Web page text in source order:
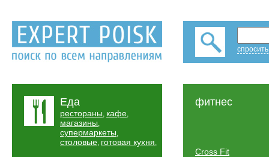
Еда
рестораны, кафе,
магазины,
супермаркеты,
столовые, готовая кухня,
фитнес
Cross Fit